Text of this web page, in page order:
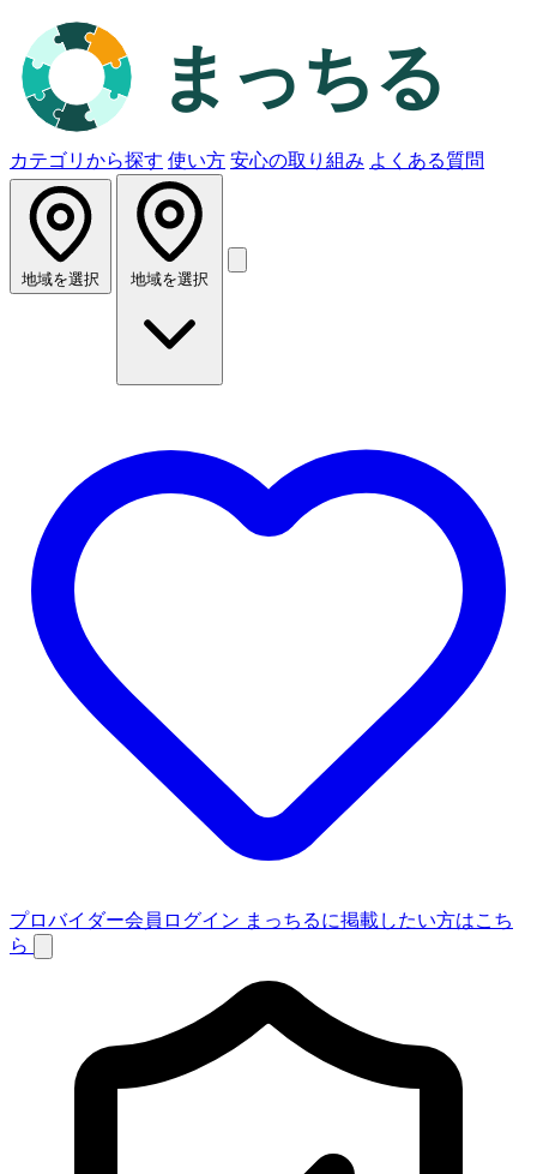
カテゴリから探す 使い方 安心の取り組み よくある質問
地域を選択 地域を選択
プロバイダー会員ログイン まっちるに掲載したい方はこち
ら